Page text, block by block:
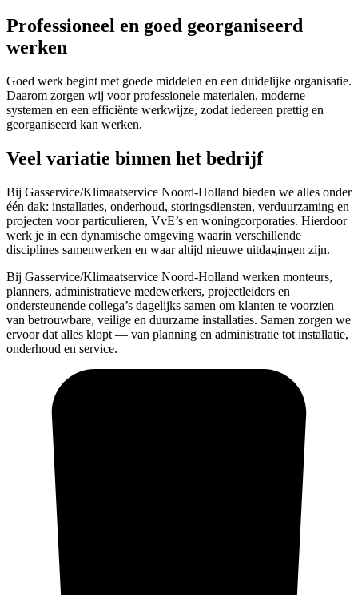
Professioneel en goed georganiseerd
werken
Goed werk begint met goede middelen en een duidelijke organisatie.
Daarom zorgen wij voor professionele materialen, moderne
systemen en een efficiënte werkwijze, zodat iedereen prettig en
georganiseerd kan werken.
Veel variatie binnen het bedrijf
Bij Gasservice/Klimaatservice Noord-Holland bieden we alles onder
één dak: installaties, onderhoud, storingsdiensten, verduurzaming en
projecten voor particulieren, VvE’s en woningcorporaties. Hierdoor
werk je in een dynamische omgeving waarin verschillende
disciplines samenwerken en waar altijd nieuwe uitdagingen zijn.
Bij Gasservice/Klimaatservice Noord-Holland werken monteurs,
planners, administratieve medewerkers, projectleiders en
ondersteunende collega’s dagelijks samen om klanten te voorzien
van betrouwbare, veilige en duurzame installaties. Samen zorgen we
ervoor dat alles klopt — van planning en administratie tot installatie,
onderhoud en service.